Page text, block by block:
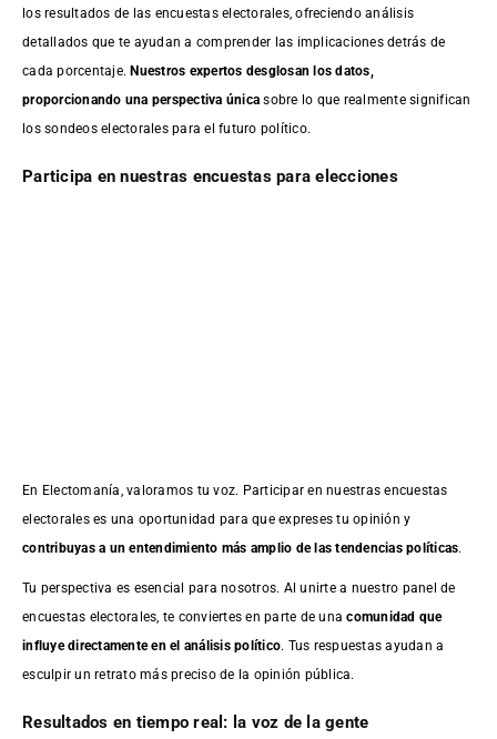
los resultados de las encuestas electorales, ofreciendo análisis
detallados que te ayudan a comprender las implicaciones detrás de
cada porcentaje.Nuestros expertos desglosan los datos,
proporcionando una perspectiva única sobre lo que realmente significan
los sondeos electorales para el futuro político.
Participa en nuestras encuestas para elecciones
En Electomanía, valoramos tu voz. Participar en nuestras encuestas
electorales es una oportunidad para que expreses tu opinión y
contribuyas a un entendimiento más amplio de las tendencias políticas.
Tu perspectiva es esencial para nosotros. Al unirte a nuestro panel de
encuestas electorales, te conviertes en parte de unacomunidad que
influye directamente en el análisis político. Tus respuestas ayudan a
esculpir un retrato más preciso de la opinión pública.
Resultados en tiempo real: la voz de la gente